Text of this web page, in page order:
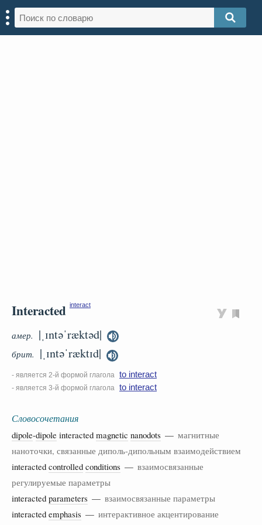
Interacted interact
амер. |ˌɪntəˈræktəd|
брит. |ˌɪntəˈræktɪd|
- является 2-й формой глагола to interact
- является 3-й формой глагола to interact
Словосочетания
dipole-dipole interacted magnetic nanodots — магнитные
наноточки, связанные диполь-дипольным взаимодействием
interacted controlled conditions — взаимосвязанные
регулируемые параметры
interacted parameters — взаимосвязанные параметры
interacted emphasis — интерактивное акцентирование